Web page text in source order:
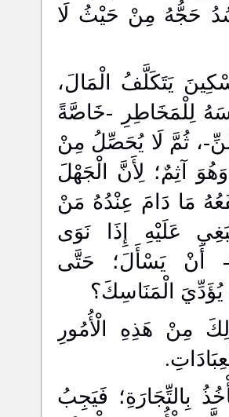
حَجُّهُ مِنْ حَيْثُ لَا
يَتَكَلَّفُ الْمَالَ،
لِلْمَخَاطِرِ -خَاصَّةً
، ثُمَّ لَا يُحَصِّلُ مِنْ
آثِمٌ؛ لِأَنَّ الْجَهْلَ
مَا دَامَ عِنْدُهُ مَنْ
عَلَيْهِ إِذَا نَوَى
أَنْ يَسْأَلَ؛ حَتَّى
الْمَنَاسِكَ؟
مِنْ هَذِهِ الْأُمُورِ
بِالتِّجَارَةِ؛ فَيَجِبُ